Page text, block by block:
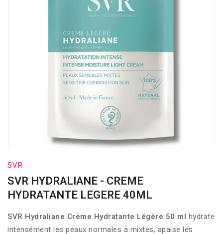
SVR
SVR HYDRALIANE - CREME
HYDRATANTE LEGERE 40ML
SVR Hydraliane Crème Hydratante Légère 50 ml hydrate
intensément les peaux normales à mixtes, apaise les